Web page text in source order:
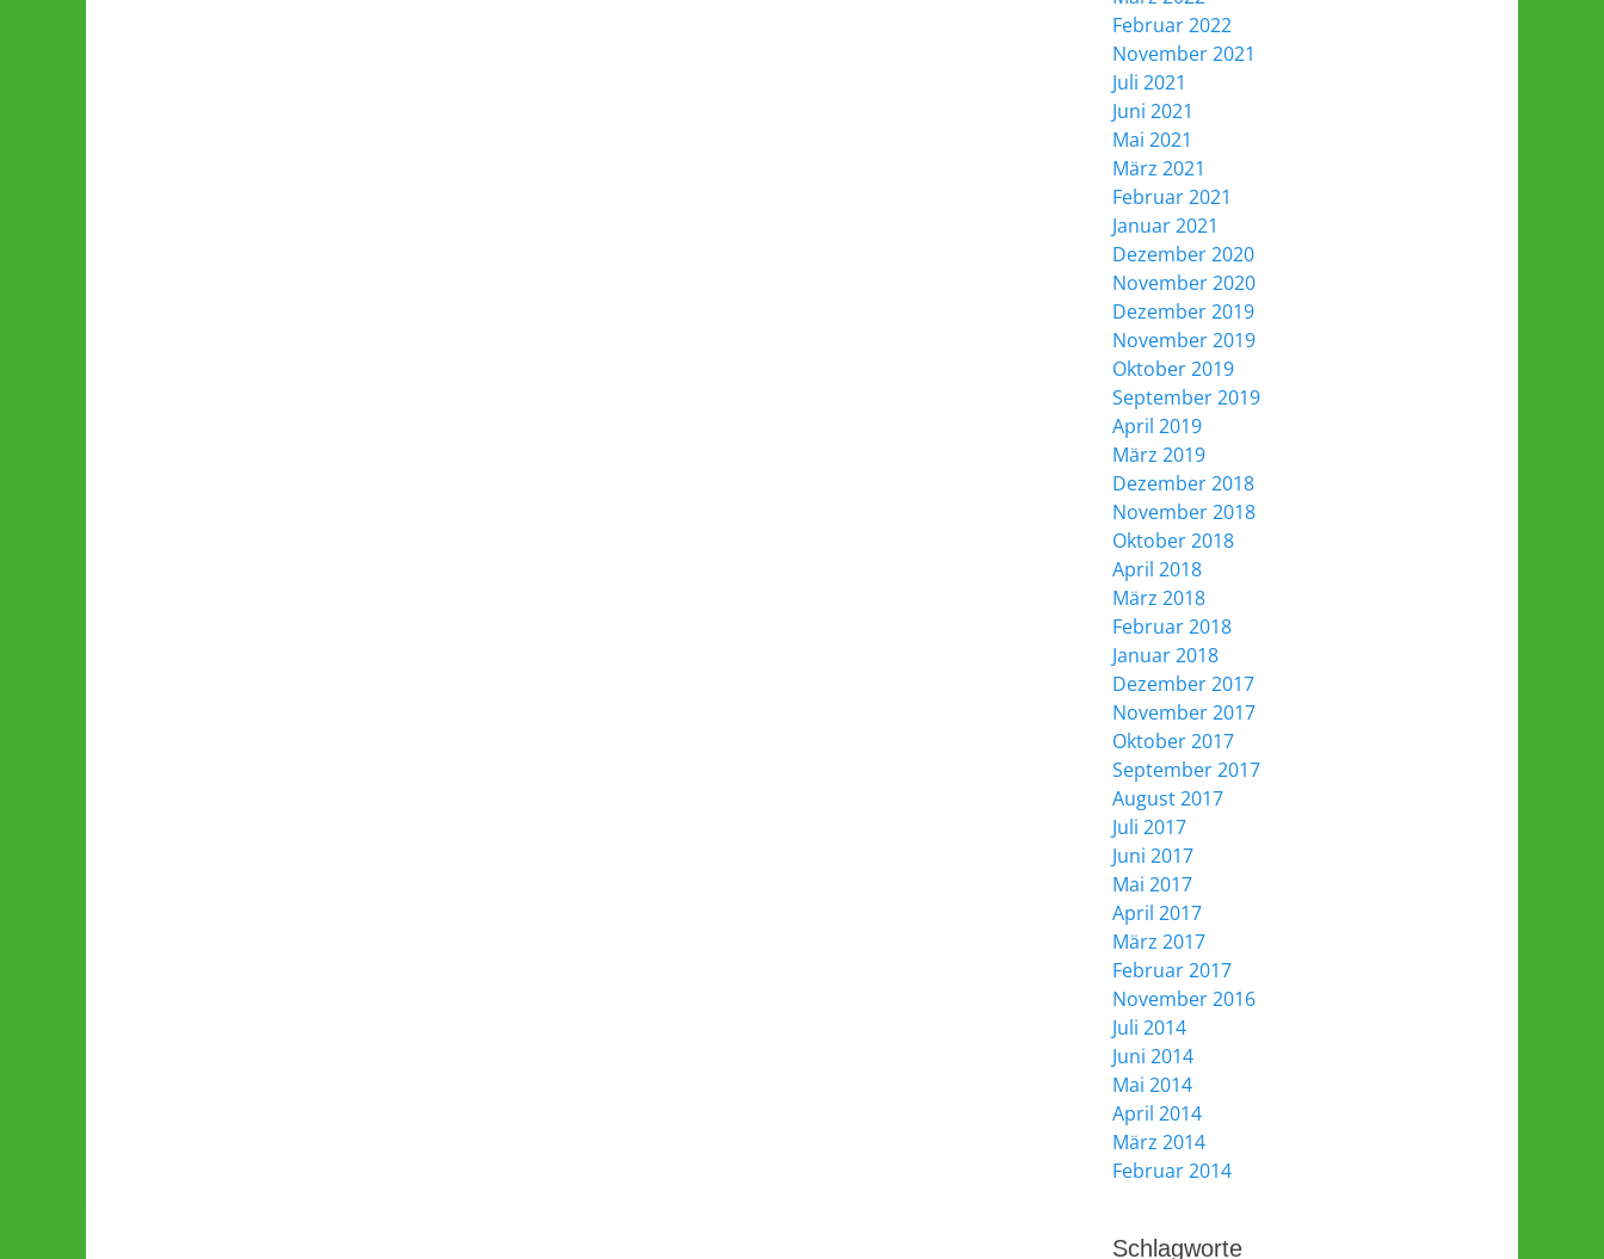
Februar 2022
November 2021
Juli 2021
Juni 2021
Mai 2021
März 2021
Februar 2021
Januar 2021
Dezember 2020
November 2020
Dezember 2019
November 2019
Oktober 2019
September 2019
April 2019
März 2019
Dezember 2018
November 2018
Oktober 2018
April 2018
März 2018
Februar 2018
Januar 2018
Dezember 2017
November 2017
Oktober 2017
September 2017
August 2017
Juli 2017
Juni 2017
Mai 2017
April 2017
März 2017
Februar 2017
November 2016
Juli 2014
Juni 2014
Mai 2014
April 2014
März 2014
Februar 2014
Schlagworte